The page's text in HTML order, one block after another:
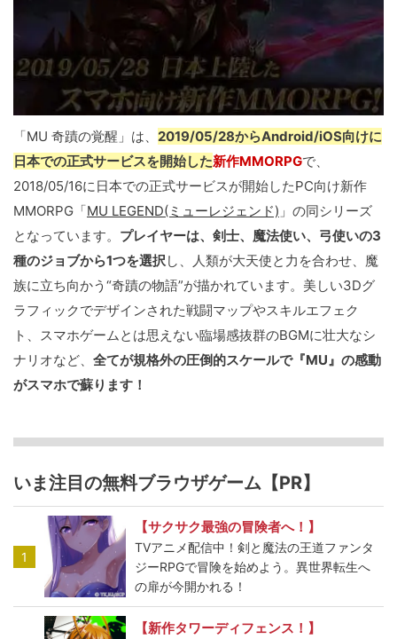
「MU 奇蹟の覚醒」は、 2019/05/28からAndroid/iOS向けに
日本での正式サービスを開始した新作MMORPGで、
2018/05/16に日本での正式サービスが開始したPC向け新作
MMORPG「MU LEGEND(ミューレジェンド) 」の同シリーズ
となっています。 プレイヤーは、剣士、魔法使い、弓使いの3
種のジョブから1つを選択し、人類が大天使と力を合わせ、魔
族に立ち向かう“奇蹟の物語”が描かれています。美しい3Dグ
ラフィックでデザインされた戦闘マップやスキルエフェク
ト、スマホゲームとは思えない臨場感抜群のBGMに壮大なシ
ナリオなど、 全てが規格外の圧倒的スケールで『MU』の感動
がスマホで蘇ります！
いま注目の無料ブラウザゲーム【PR】
1
【サクサク最強の冒険者へ！】
TVアニメ配信中！剣と魔法の王道ファンタ
ジーRPGで冒険を始めよう。異世界転生へ
の扉が今開かれる！
【新作タワーディフェンス！】